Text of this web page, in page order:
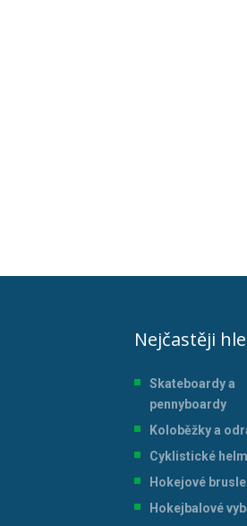
Nejčastěji
Skateboardy a
pennyboardy
Koloběžky a
Cyklistické
Hokejové brusle
Hokejbalové